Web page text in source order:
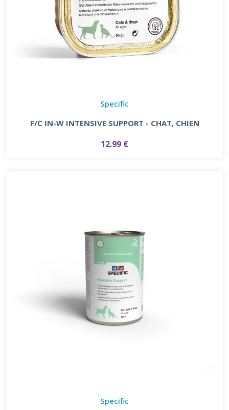
Specific
F/C IN-W INTENSIVE SUPPORT - CHAT, CHIEN
12.99 €
Specific